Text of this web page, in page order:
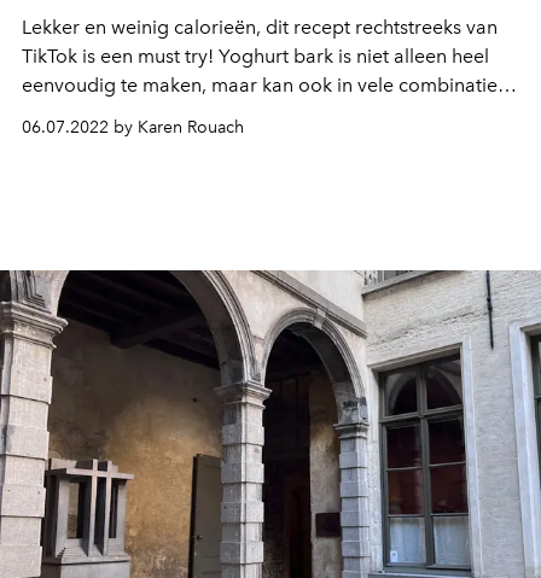
Lekker en weinig calorieën, dit recept rechtstreeks van
TikTok is een must try! Yoghurt bark is niet alleen heel
eenvoudig te maken, maar kan ook in vele combinaties
06.07.2022 by Karen Rouach